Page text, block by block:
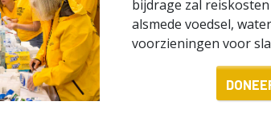
bijdrage zal
alsmede voedsel,
voorzieningen voor